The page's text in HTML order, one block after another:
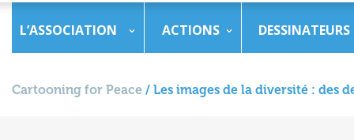
L’ASSOCIATION ACTIONS DESSINATEURS
Cartooning for Peace / Les images de la diversité : des